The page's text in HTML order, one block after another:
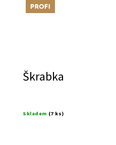
Tip
Škrabka
Skladem (7 ks)